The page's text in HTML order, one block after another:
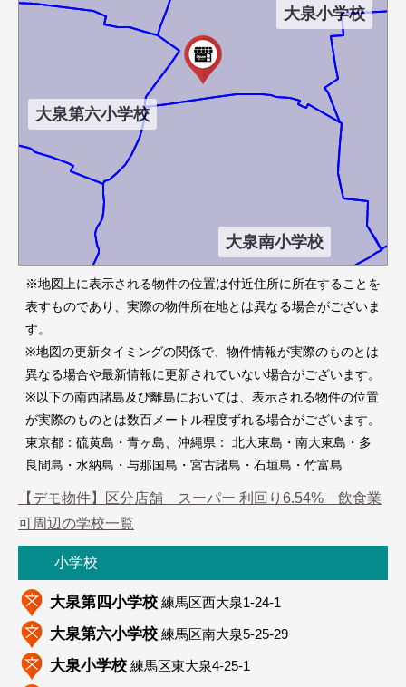
大泉第六小学校
大泉小学校
大泉南小学校
上石
石神井台小学校
大泉第二小学校
※地図上に表示される物件の位置は付近住所に所在することを
表すものであり、実際の物件所在地とは異なる場合がございま
す。
※地図の更新タイミングの関係で、物件情報が実際のものとは
異なる場合や最新情報に更新されていない場合がございます。
※以下の南西諸島及び離島においては、表示される物件の位置
が実際のものとは数百メートル程度ずれる場合がございます。
東京都：硫黄島・青ヶ島、沖縄県： 北大東島・南大東島・多
良間島・水納島・与那国島・宮古諸島・石垣島・竹富島
【デモ物件】区分店舗 スーパー 利回り6.54% 飲食業
可周辺の学校一覧
小学校
大泉第四小学校 練馬区西大泉1-24-1
大泉第六小学校 練馬区南大泉5-25-29
大泉小学校 練馬区東大泉4-25-1